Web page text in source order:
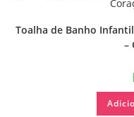
Toalha de Banho
–